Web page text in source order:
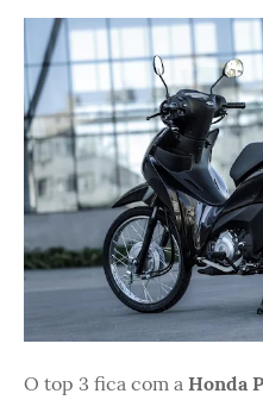
O top 3 fica com a Honda